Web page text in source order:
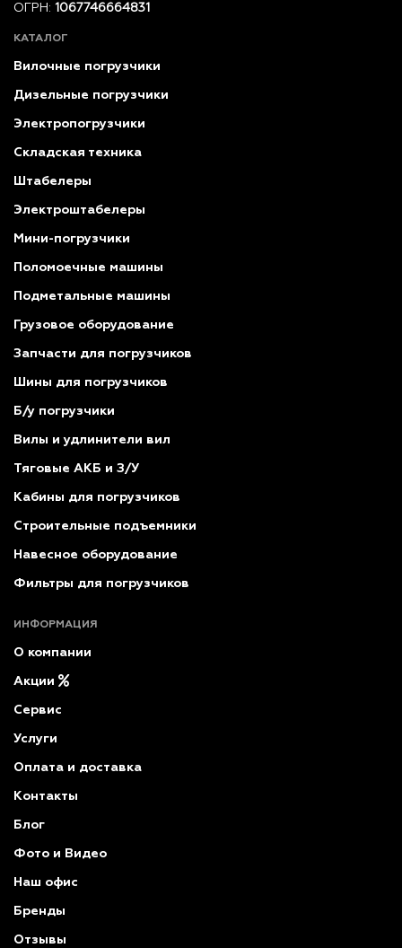
ОГРН: 1067746664831
КАТАЛОГ
Вилочные погрузчики
Дизельные погрузчики
Электропогрузчики
Складская техника
Штабелеры
Электроштабелеры
Мини-погрузчики
Поломоечные машины
Подметальные машины
Грузовое оборудование
Запчасти для погрузчиков
Шины для погрузчиков
Б/у погрузчики
Вилы и удлинители вил
Тяговые АКБ и З/У
Кабины для погрузчиков
Строительные подъемники
Навесное оборудование
Фильтры для погрузчиков
ИНФОРМАЦИЯ
О компании
Акции
Сервис
Услуги
Оплата и доставка
Контакты
Блог
Фото и Видео
Наш офис
Бренды
Отзывы